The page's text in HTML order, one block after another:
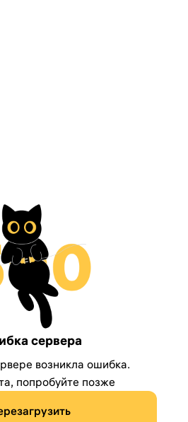
сервера
возникла ошибка.
попробуйте позже